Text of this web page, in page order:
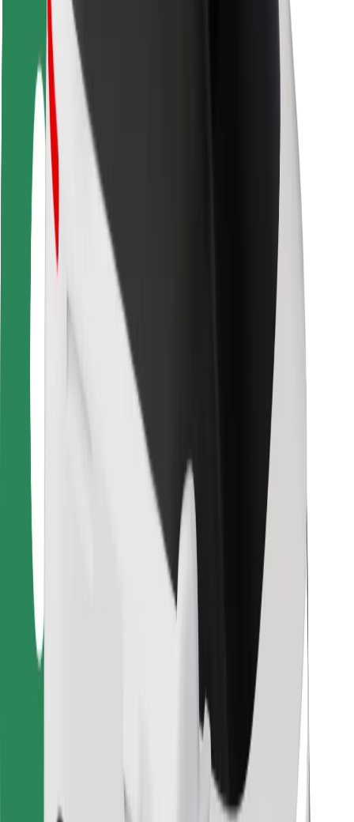
Segurança dos passageiros
Segurança dos motoristas
Segurança das trotinetes
Safety Lab
Cidades
Localizações
Soluções para as cidades
Aeroportos
Estações de carregamento da Bolt
Ajuda
Para passageiros
Para motoristas
Para estafetas
Para gestores de frota
Para restaurantes
Bolt for Business
Termos & Condições
Encontra o teu prato favorito!
Instalar app da Bolt Food